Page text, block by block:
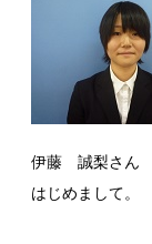
伊藤 誠梨さん
はじめまして。